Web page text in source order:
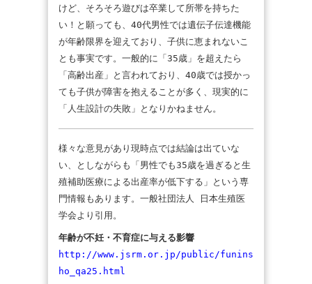
けど、そろそろ遊びは卒業して所帯を持ちた
い！と願っても、40代男性では遺伝子伝達機能
が年齢限界を迎えており、子供に恵まれないこ
とも事実です。一般的に「35歳」を超えたら
「高齢出産」と言われており、40歳では授かっ
ても子供が障害を抱えることが多く、現実的に
「人生設計の失敗」となりかねません。
様々な意見があり現時点では結論は出ていな
い、としながらも「男性でも35歳を過ぎると生
殖補助医療による出産率が低下する」という専
門情報もあります。一般社団法人 日本生殖医
学会より引用。
年齢が不妊・不育症に与える影響
http://www.jsrm.or.jp/public/funins
ho_qa25.html